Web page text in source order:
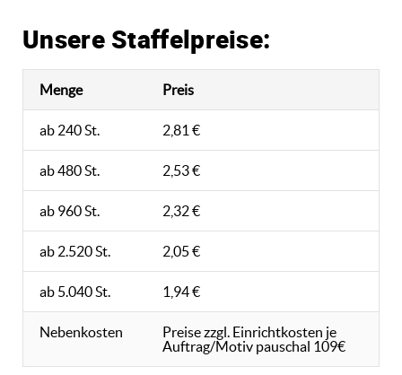
Unsere Staffelpreise:
Menge Preis
ab 240 St. 2,81 €
ab 480 St. 2,53 €
ab 960 St. 2,32 €
ab 2.520 St. 2,05 €
ab 5.040 St. 1,94 €
Nebenkosten
Preise zzgl. Einrichtkosten je
Auftrag/Motiv pauschal 109€